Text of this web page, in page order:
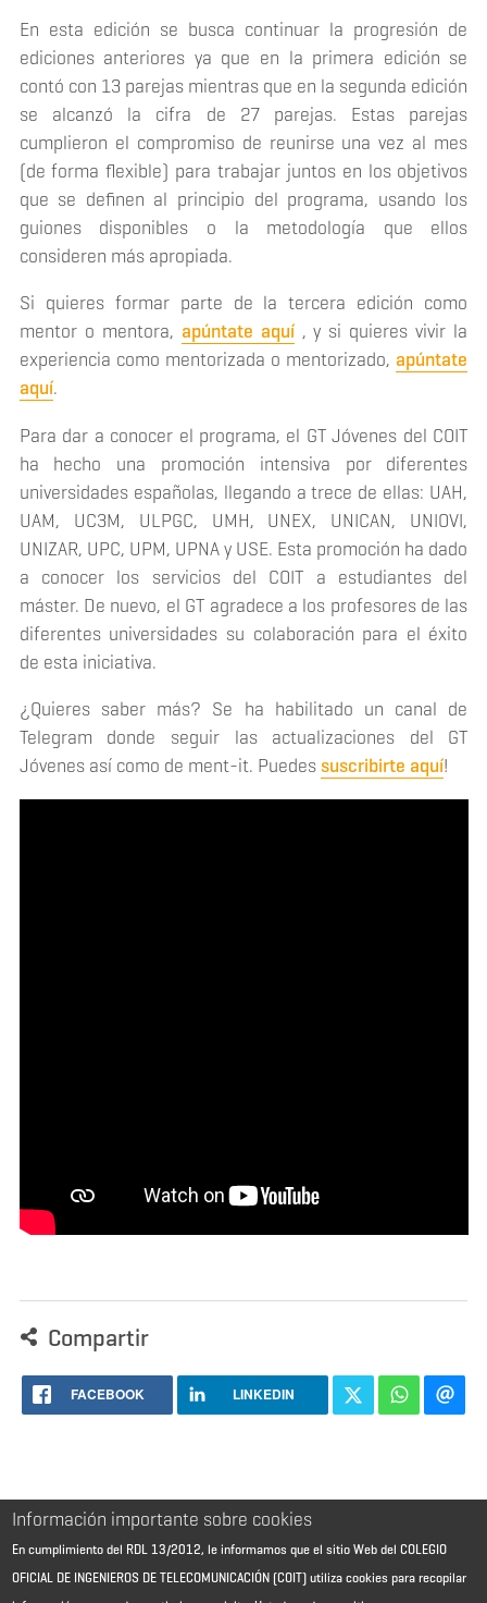
En esta edición se busca continuar la progresión de
ediciones anteriores ya que en la primera edición se
contó con 13 parejas mientras que en la segunda edición
se alcanzó la cifra de 27 parejas. Estas parejas
cumplieron el compromiso de reunirse una vez al mes
(de forma flexible) para trabajar juntos en los objetivos
que se definen al principio del programa, usando los
guiones disponibles o la metodología que ellos
consideren más apropiada.
Si quieres formar parte de la tercera edición como
mentor o mentora, apúntate aquí, y si quieres vivir la
experiencia como mentorizada o mentorizado, apúntate
aquí.
Para dar a conocer el programa, el GT Jóvenes del COIT
ha hecho una promoción intensiva por diferentes
universidades españolas, llegando a trece de ellas: UAH,
UAM, UC3M, ULPGC, UMH, UNEX, UNICAN, UNIOVI,
UNIZAR, UPC, UPM, UPNA y USE. Esta promoción ha dado
a conocer los servicios del COIT a estudiantes del
máster. De nuevo, el GT agradece a los profesores de las
diferentes universidades su colaboración para el éxito
de esta iniciativa.
¿Quieres saber más? Se ha habilitado un canal de
Telegram donde seguir las actualizaciones del GT
Jóvenes así como de ment-it. Puedessuscribirte aquí!
Compartir
FACEBOOK LINKEDIN
Imprimir
Información importante sobre cookies
En cumplimiento del RDL 13/2012, le informamos que el sitio Web del COLEGIO
OFICIAL DE INGENIEROS DE TELECOMUNICACIÓN (COIT) utiliza cookies para recopilar